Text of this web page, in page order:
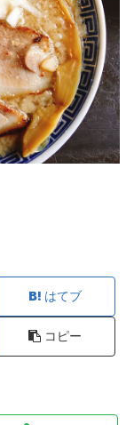
はてブ
コピー